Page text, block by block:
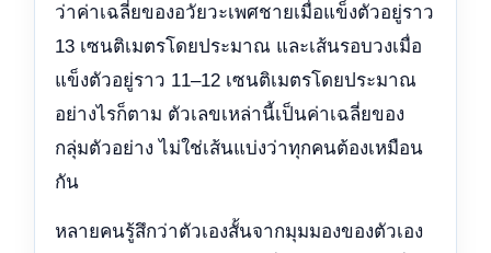
ว่าค่าเฉลี่ยของอวัยวะเพศชายเมื่อแข็งตัวอยู่ราว
13 เซนติเมตรโดยประมาณ และเส้นรอบวงเมื่อ
แข็งตัวอยู่ราว 11–12 เซนติเมตรโดยประมาณ
อย่างไรก็ตาม ตัวเลขเหล่านี้เป็นค่าเฉลี่ยของ
กลุ่มตัวอย่าง ไม่ใช่เส้นแบ่งว่าทุกคนต้องเหมือน
กัน
หลายคนรู้สึกว่าตัวเองสั้นจากมุมมองของตัวเอง